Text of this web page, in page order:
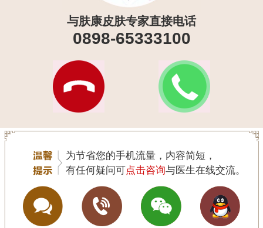
与肤康皮肤专家直接电话
0898-65333100
为节省您的手机流量，内容简短，
有任何疑问可点击咨询与医生在线交流。